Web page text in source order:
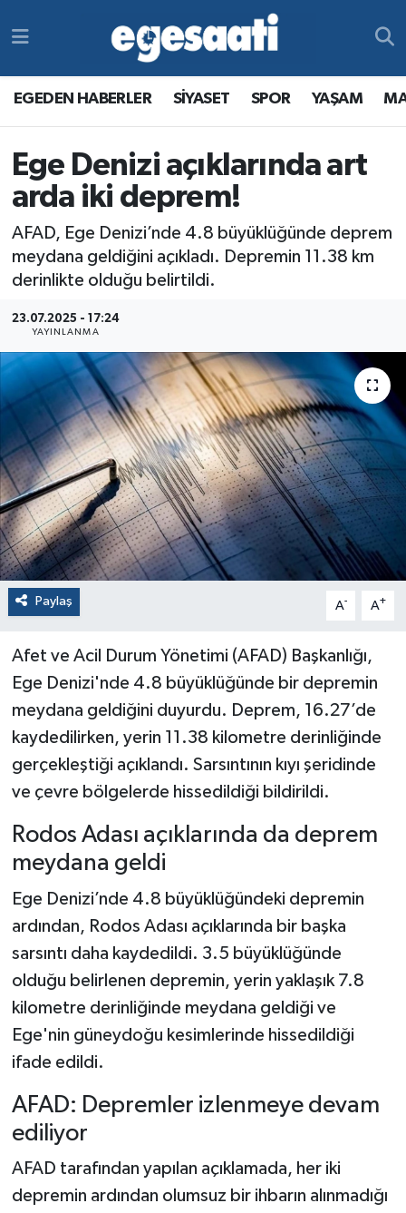
EGEDEN HABERLER SİYASET SPOR YAŞAM
Ege Denizi açıklarında art
arda iki deprem!
AFAD, Ege Denizi’nde 4.8 büyüklüğünde deprem
meydana geldiğini açıkladı. Depremin 11.38 km
derinlikte olduğu belirtildi.
23.07.2025 - 17:24
YAYINLANMA
Paylaş A- A+
Afet ve Acil Durum Yönetimi (AFAD) Başkanlığı,
Ege Denizi'nde 4.8 büyüklüğünde bir depremin
meydana geldiğini duyurdu. Deprem, 16.27’de
kaydedilirken, yerin 11.38 kilometre derinliğinde
gerçekleştiği açıklandı. Sarsıntının kıyı şeridinde
ve çevre bölgelerde hissedildiği bildirildi.
Rodos Adası açıklarında da deprem
meydana geldi
Ege Denizi’nde 4.8 büyüklüğündeki depremin
ardından, Rodos Adası açıklarında bir başka
sarsıntı daha kaydedildi. 3.5 büyüklüğünde
olduğu belirlenen depremin, yerin yaklaşık 7.8
kilometre derinliğinde meydana geldiği ve
Ege'nin güneydoğu kesimlerinde hissedildiği
ifade edildi.
AFAD: Depremler izlenmeye devam
ediliyor
AFAD tarafından yapılan açıklamada, her iki
depremin ardından olumsuz bir ihbarın alınmadığı
Yazarlar
YAŞAM
MAGAZİN
RESMİ REKLAMLAR
SPOR
YAŞAM
MAGAZİN
Süper Lig Puan Durumu ve Fikstür
Tüm Manşetler
Son Dakika Haberleri